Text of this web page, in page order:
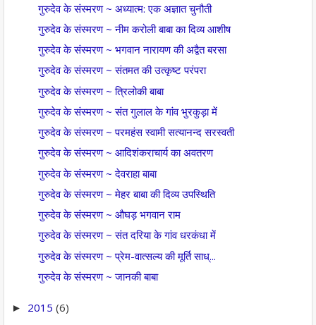
गुरुदेव के संस्मरण ~ अध्यात्म: एक अज्ञात चुनौती
गुरुदेव के संस्मरण ~ नीम करोली बाबा का दिव्य आशीष
गुरुदेव के संस्मरण ~ भगवान नारायण की अद्वैत बरसा
गुरुदेव के संस्मरण ~ संतमत की उत्कृष्ट परंपरा
गुरुदेव के संस्मरण ~ त्रिलोकी बाबा
गुरुदेव के संस्मरण ~ संत गुलाल के गांव भुरकुड़ा में
गुरुदेव के संस्मरण ~ परमहंस स्वामी सत्यानन्द सरस्वती
गुरुदेव के संस्मरण ~ आदिशंकराचार्य का अवतरण
गुरुदेव के संस्मरण ~ देवराहा बाबा
गुरुदेव के संस्मरण ~ मेहर बाबा की दिव्य उपस्थिति
गुरुदेव के संस्मरण ~ औघड़ भगवान राम
गुरुदेव के संस्मरण ~ संत दरिया के गांव धरकंधा में
गुरुदेव के संस्मरण ~ प्रेम-वात्सल्य की मूर्ति साध्...
गुरुदेव के संस्मरण ~ जानकी बाबा
► 2015 (6)